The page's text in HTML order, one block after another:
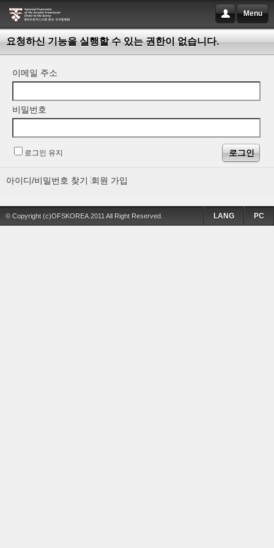
Menu
요청하신 기능을 실행할 수 있는 권한이 없습니다.
이메일 주소
비밀번호
로그인 유지
아이디/비밀번호 찾기 회원 가입
© Copyright (c)OFSKOREA.2011 All Right Reserved. PC
LANG